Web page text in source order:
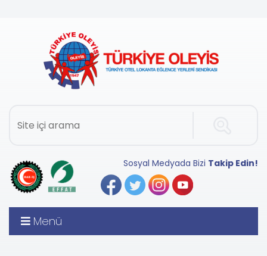
Sosyal Medyada Bizi Takip Edin!
Menü